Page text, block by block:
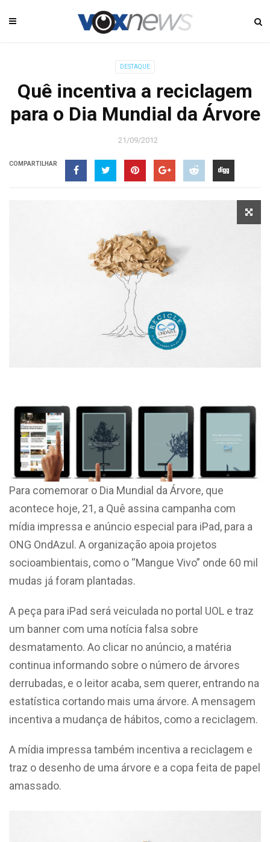
DESTAQUE
Quê incentiva a reciclagem
para o Dia Mundial da Árvore
21/09/2012
COMPARTILHAR
Para comemorar o Dia Mundial da Árvore, que
acontece hoje, 21, a Quê assina campanha com
mídia impressa e anúncio especial para iPad, para a
ONG OndAzul. A organização apoia projetos
socioambientais, como o “Mangue Vivo” onde 60 mil
mudas já foram plantadas.
A peça para iPad será veiculada no portal UOL e traz
um banner com uma notícia falsa sobre
desmatamento. Ao clicar no anúncio, a matéria
continua informando sobre o número de árvores
derrubadas, e o leitor acaba, sem querer, entrando na
estatística cortando mais uma árvore. A mensagem
incentiva a mudança de hábitos, como a reciclagem.
A mídia impressa também incentiva a reciclagem e
traz o desenho de uma árvore e a copa feita de papel
amassado.